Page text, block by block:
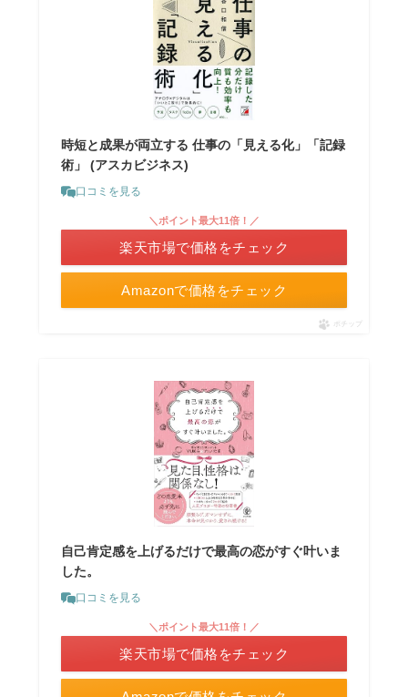
時短と成果が両立する 仕事の「見える化」「記録
術」 (アスカビジネス)
口コミを見る
Amazonで価格をチェック
＼ポイント最大11倍！／
楽天市場で価格をチェック
ポチップ
自己肯定感を上げるだけで最高の恋がすぐ叶いま
した。
口コミを見る
＼ポイント最大11倍！／
楽天市場で価格をチェック